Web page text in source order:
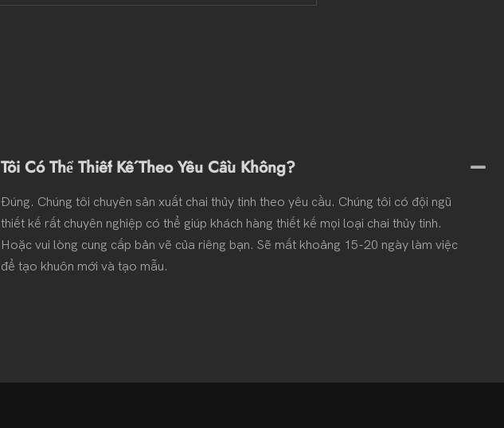
Tôi Có Thể Thiết Kế Theo Yêu Cầu Không?
Đúng. Chúng tôi chuyên sản xuất chai thủy tinh theo yêu cầu. Chúng tôi có đội ngũ
thiết kế rất chuyên nghiệp có thể giúp khách hàng thiết kế mọi loại chai thủy tinh.
Hoặc vui lòng cung cấp bản vẽ của riêng bạn. Sẽ mất khoảng 15-20 ngày làm việc
để tạo khuôn mới và tạo mẫu.